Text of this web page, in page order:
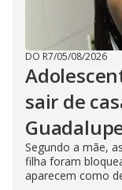
DO R7/05/08/2026
sair de
Segundo a mãe,
filha foram
aparecem como